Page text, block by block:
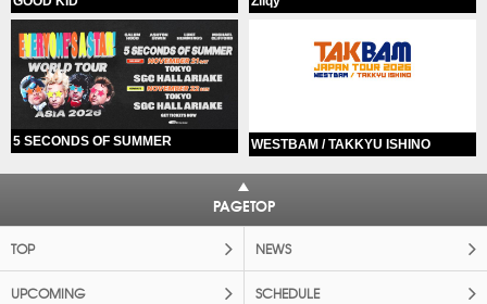
5 SECONDS OF SUMMER WESTBAM / TAKKYU ISHINO
PAGETOP
TOP NEWS
UPCOMING SCHEDULE